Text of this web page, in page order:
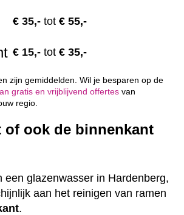
€ 35,- tot € 55,-
€ 15,- tot € 35,-
zijn gemiddelden. Wil je besparen op de
gratis en vrijblijvend offertes van
regio.
of ook de binnenkant
een glazenwasser in Hardenberg,
aan het reinigen van ramen
.